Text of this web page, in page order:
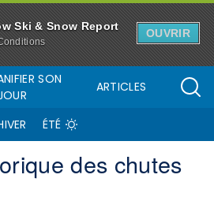
Ski & Snow Report
OUVRIR
SON
ARTICLES
ÉTÉ
des chutes